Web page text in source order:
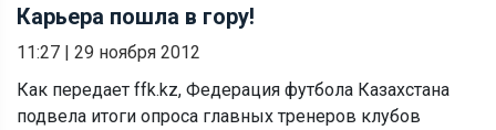
Карьера пошла в гору!
11:27 | 29 ноября 2012
Как передает ffk.kz, Федерация футбола Казахстана
подвела итоги опроса главных тренеров клубов